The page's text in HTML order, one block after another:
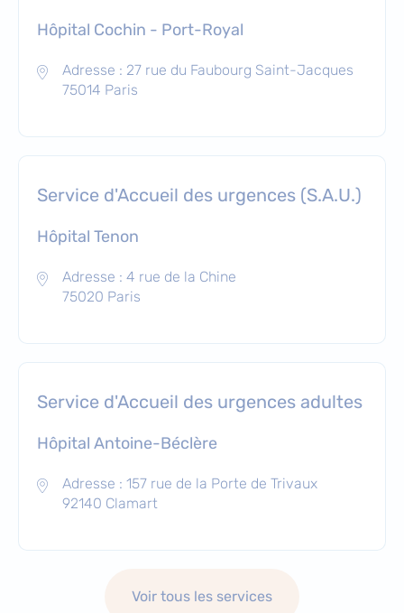
Hôpital Cochin - Port-Royal
Adresse : 27 rue du Faubourg Saint-Jacques
75014 Paris
Service d'Accueil des urgences (S.A.U.)
Hôpital Tenon
Adresse : 4 rue de la Chine
75020 Paris
Service d'Accueil des urgences adultes
Hôpital Antoine-Béclère
Adresse : 157 rue de la Porte de Trivaux
92140 Clamart
Voir tous les services